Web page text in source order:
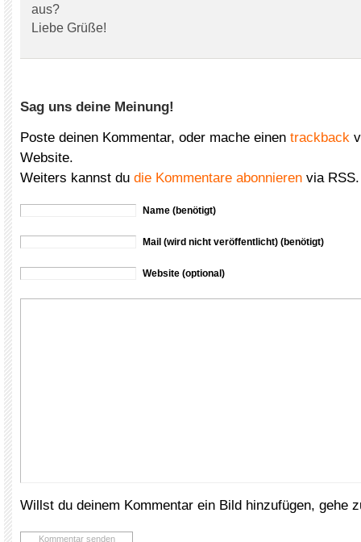
aus?
Liebe Grüße!
Sag uns deine Meinung!
Poste deinen Kommentar, oder mache einen trackback
Website.
Weiters kannst du die Kommentare abonnieren via RSS.
Name (benötigt)
Mail (wird nicht veröffentlicht) (benötigt)
Website (optional)
Willst du deinem Kommentar ein Bild hinzufügen, gehe